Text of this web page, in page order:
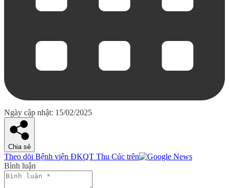
Ngày cập nhật: 15/02/2025
Chia sẻ
Theo dõi Bệnh viện ĐKQT Thu Cúc trên
Bình luận